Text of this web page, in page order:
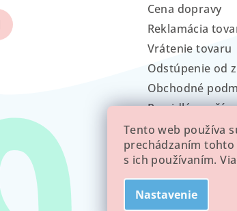
Tento web používa
prechádzaním
s ich používaním.
Nastavenie
Cena dopravy
Reklamácia
Vrátenie tovaru
Odstúpenie od
Obchodné
Pravidlá
GDPR